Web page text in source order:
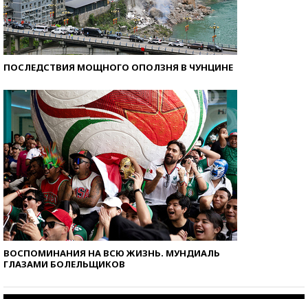
ПОСЛЕДСТВИЯ МОЩНОГО ОПОЛЗНЯ В ЧУНЦИНЕ
ВОСПОМИНАНИЯ НА ВСЮ ЖИЗНЬ. МУНДИАЛЬ
ГЛАЗАМИ БОЛЕЛЬЩИКОВ